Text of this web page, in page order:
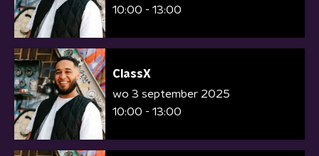
10:00 - 13:00
ClassX
wo 3 september 2025
10:00 - 13:00